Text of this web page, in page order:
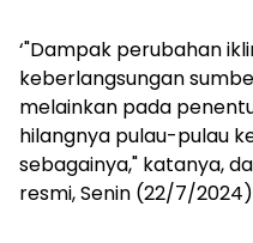
‘"Dampak perubahan
keberlangsungan
melainkan pada
hilangnya pulau-pulau
sebagainya," katanya,
resmi, Senin (22/7/